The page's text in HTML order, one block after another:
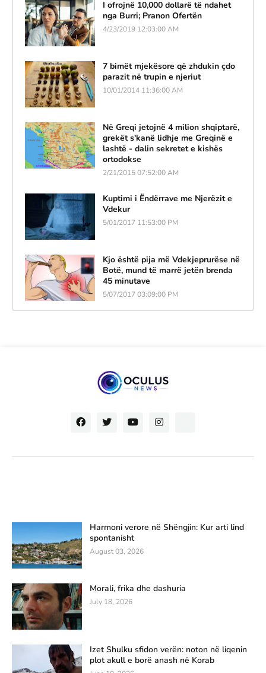
I ofrojnë 10,000 dollarë të ndahet
nga Burri; Pranon Ofertën
4/23/2019 12:03:00 AM
7 bimët mjekësore që zhdukin çdo
parazit në trupin e njeriut
10/01/2014 11:36:00 AM
Në Greqi jetojnë 4 milion shqiptarë,
grekët s'kanë lidhje me Greqinë e
lashtë - dalin sekretet e kishës
ortodokse
2/21/2015 07:52:00 AM
Kuptimi i Ëndërrave me Njerëzit e
Vdekur
5/01/2017 11:53:00 PM
Kjo është pija më Vdekjeprurëse në
Botë, mund të marrë jetën brenda
45 minutave
5/07/2017 03:09:00 PM
Harmoni verore në Shëngjin: Kur arti lind
spontanisht
August 03, 2026
Morali, frika dhe dashuria
July 18, 2026
Izet Shulku sfidon verën: noton në liqenin
plot akull e borë anash në Korab